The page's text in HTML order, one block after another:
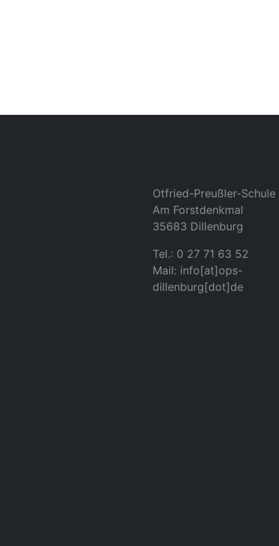
Otfried-Preußler-Schule
Am Forstdenkmal
35683 Dillenburg
Tel.: 0 27 71 63 52
Mail: info[at]ops-
dillenburg[dot]de